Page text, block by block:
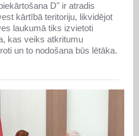
D" ir atradis
kārtībā teritoriju, likvidējot
laukumā tiks izvietoti
kas veiks atkritumu
un to nodošana būs lētāka.